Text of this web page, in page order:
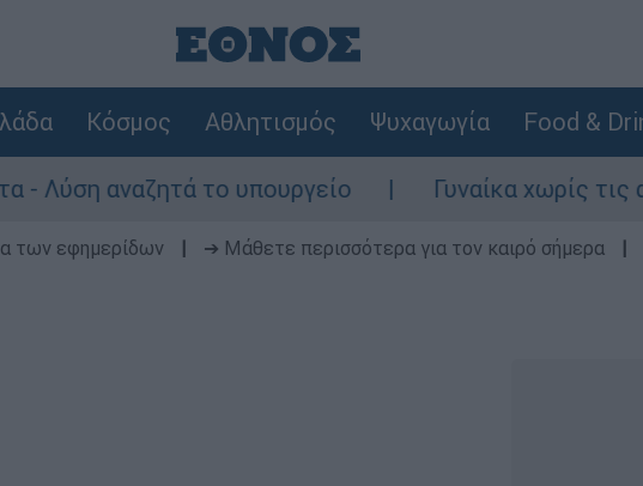
Κόσμος Αθλητισμός Ψυχαγωγία Food &
το υπουργείο Γυναίκα χωρίς τις
των εφημερίδων ➔ Μάθετε περισσότερα για τον καιρό σήμερα